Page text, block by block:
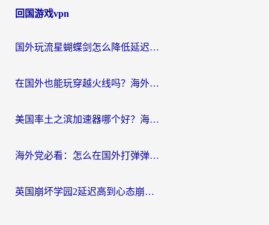
回国游戏vpn
国外玩流星蝴蝶剑怎么降低延迟？海外党必看的加速秘籍（含欧洲鸣潮&彩虹岛优化攻略）
在国外也能玩穿越火线吗？海外玩家国服游戏畅玩终极指南
美国率土之滨加速器哪个好？海外党国服游戏畅玩终极指南（附多游戏解决方案）
海外党必看：怎么在国外打弹弹堂不卡？番茄加速器亲测指南
英国崩坏学园2延迟高到心态崩？海外党国服游戏加速终极指南